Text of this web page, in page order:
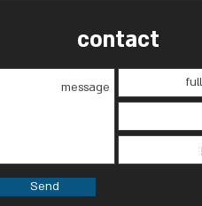
contact
Send